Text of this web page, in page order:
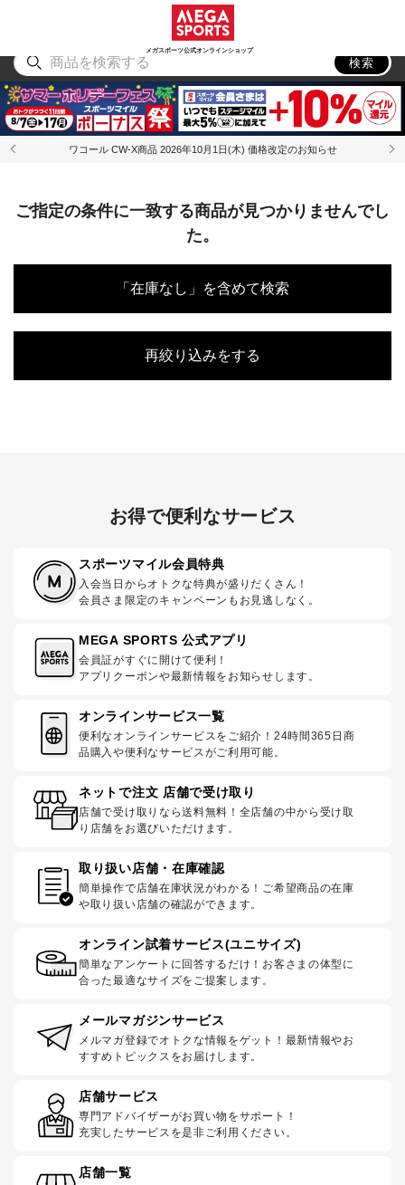
メガスポーツ公式オンラインショップ
アウトドア
検索
ワコール CW-X商品 2026年10月1日(木) 価格改定のお知らせ
ご指定の条件に一致する商品が見つかりませんでし
た。
「在庫なし」を含めて検索
再絞り込みをする
お得で便利なサービス
スポーツマイル会員特典
入会当日からオトクな特典が盛りだくさん！
会員さま限定のキャンペーンもお見逃しなく。
MEGA SPORTS 公式アプリ
会員証がすぐに開けて便利！
アプリクーポンや最新情報をお知らせします。
オンラインサービス一覧
便利なオンラインサービスをご紹介！24時間365日商
品購入や便利なサービスがご利用可能。
ネットで注文 店舗で受け取り
店舗で受け取りなら送料無料！全店舗の中から受け取
り店舗をお選びいただけます。
取り扱い店舗・在庫確認
簡単操作で店舗在庫状況がわかる！ご希望商品の在庫
や取り扱い店舗の確認ができます。
オンライン試着サービス(ユニサイズ)
簡単なアンケートに回答するだけ！お客さまの体型に
合った最適なサイズをご提案します。
メールマガジンサービス
メルマガ登録でオトクな情報をゲット！最新情報やお
すすめトピックスをお届けします。
店舗サービス
専門アドバイザーがお買い物をサポート！
充実したサービスを是非ご利用ください。
店舗一覧